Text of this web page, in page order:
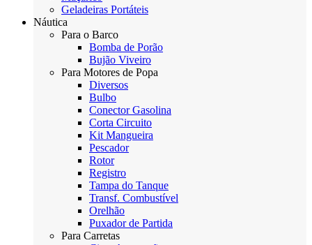
Geladeiras Portáteis
Náutica
Para o Barco
Bomba de Porão
Bujão Viveiro
Para Motores de Popa
Diversos
Bulbo
Conector Gasolina
Corta Circuito
Kit Mangueira
Pescador
Rotor
Registro
Tampa do Tanque
Transf. Combustível
Orelhão
Puxador de Partida
Para Carretas